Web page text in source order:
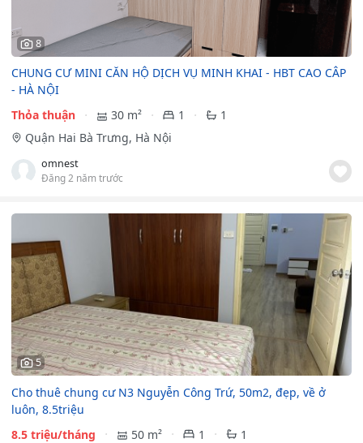
8
CHUNG CƯ MINI CĂN HỘ DỊCH VỤ MINH KHAI - HBT CAO CÂP
- HÀ NỘI
Thỏa thuận
30 m² 1
1
Quận Hai Bà Trưng, Hà Nội
omnest
Đăng 2 năm trước
5
Cho thuê chung cư N3 Nguyễn Công Trứ, 50m2, đẹp, về ở
luôn, 8.5triệu
8.5 triệu/tháng
50 m² 1
1